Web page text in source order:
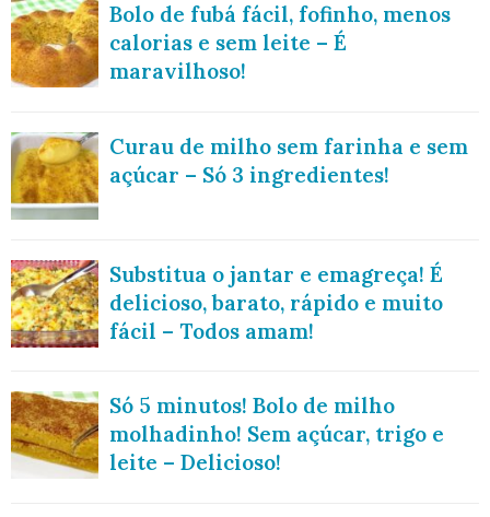
Bolo de fubá fácil, fofinho, menos
calorias e sem leite – É
maravilhoso!
Curau de milho sem farinha e sem
açúcar – Só 3 ingredientes!
Substitua o jantar e emagreça! É
delicioso, barato, rápido e muito
fácil – Todos amam!
Só 5 minutos! Bolo de milho
molhadinho! Sem açúcar, trigo e
leite – Delicioso!